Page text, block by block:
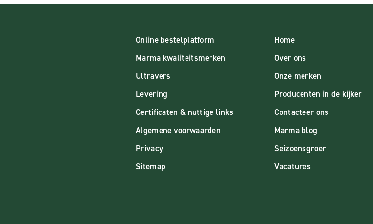
Online bestelplatform
Marma kwaliteitsmerken
Ultravers
Levering
Certificaten & nuttige links
Algemene voorwaarden
Privacy
Sitemap
Home
Over ons
Onze merken
Producenten in de kijker
Contacteer ons
Marma blog
Seizoensgroen
Vacatures